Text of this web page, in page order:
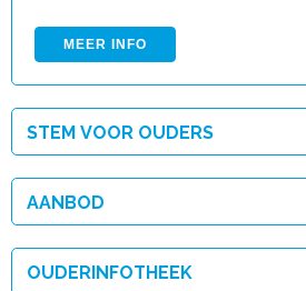
MEER INFO
STEM VOOR OUDERS
AANBOD
OUDERINFOTHEEK